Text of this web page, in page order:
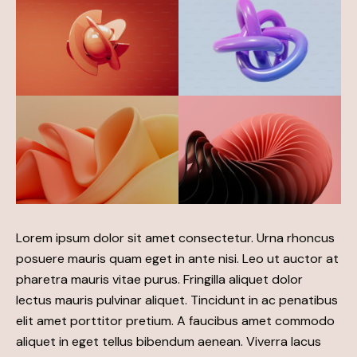
Lorem ipsum dolor sit amet consectetur. Urna rhoncus
posuere mauris quam eget in ante nisi. Leo ut auctor at
pharetra mauris vitae purus. Fringilla aliquet dolor
lectus mauris pulvinar aliquet. Tincidunt in ac penatibus
elit amet porttitor pretium. A faucibus amet commodo
aliquet in eget tellus bibendum aenean. Viverra lacus